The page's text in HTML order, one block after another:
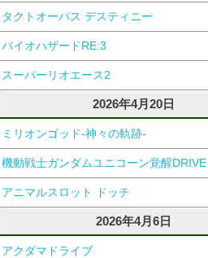
タクトオーパス デスティニー
バイオハザードRE:3
スーパーリオエース2
2026年4月20日
ミリオンゴッド-神々の軌跡-
機動戦士ガンダムユニコーン覚醒DRIVE
アニマルスロット ドッチ
2026年4月6日
アクダマドライブ